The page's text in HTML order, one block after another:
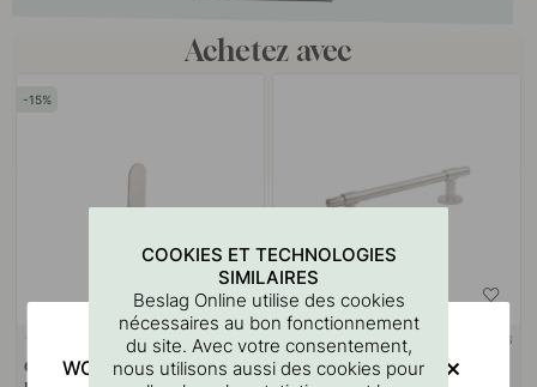
Achetez avec
15
RUBAN 3M
Crochet simple Base - Aspect
3 + COULEURS
Poignée Uniform - 128mm -
COOKIES ET TECHNOLOGIES
SIMILAIRES
Beslag Online utilise des cookies
nécessaires au bon fonctionnement
du site. Avec votre consentement,
nous utilisons aussi des cookies pour
WOULD YOU RATHER VISIT?